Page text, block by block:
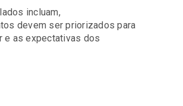
incluam,
devem ser priorizados para
e as expectativas dos